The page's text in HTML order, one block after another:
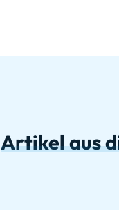
Artikel aus